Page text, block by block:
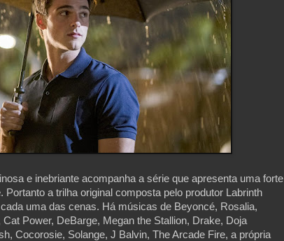
e inebriante acompanha a série que apresenta uma forte
Portanto a trilha original composta pelo produtor Labrinth
uma das cenas. Há músicas de Beyoncé, Rosalia,
Cat Power, DeBarge, Megan the Stallion, Drake, Doja
Cocorosie, Solange, J Balvin, The Arcade Fire, a própria